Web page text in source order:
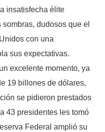
insatisfecha élite
dudosos que el
con una
sus expectativas.
excelente momento, ya
19 billones de dólares,
se pidieron prestados
43 presidentes les tomó
Federal amplió su